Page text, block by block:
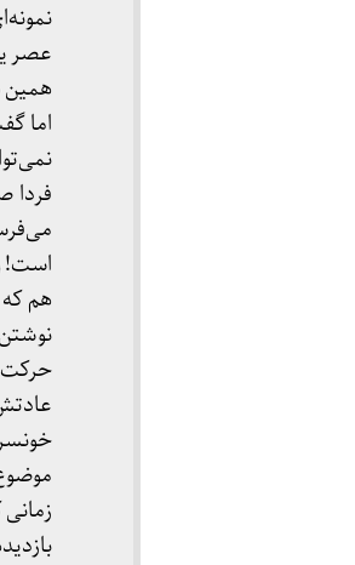
عصر
همین
اما
است!
هم
حرکت